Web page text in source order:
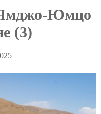
Юмцо
(3)